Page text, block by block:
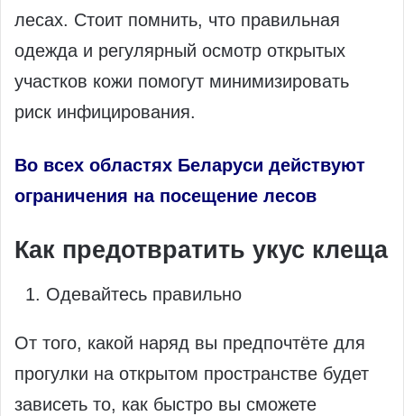
лесах. Стоит помнить, что правильная
одежда и регулярный осмотр открытых
участков кожи помогут минимизировать
риск инфицирования.
Во всех областях Беларуси действуют
ограничения на посещение лесов
Как предотвратить укус клеща
Одевайтесь правильно
От того, какой наряд вы предпочтёте для
прогулки на открытом пространстве будет
зависеть то, как быстро вы сможете